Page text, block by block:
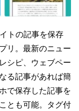
トの記事を保存
リ。最新のニュー
シピ、ウェブペー
る記事があれば簡
で保存した記事を
とも可能。タグ付